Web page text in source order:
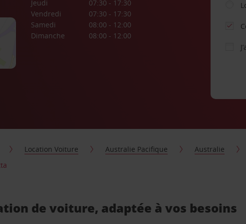
Jeudi
07:30 - 17:30
Vendredi
07:30 - 17:30
Samedi
08:00 - 12:00
Dimanche
08:00 - 12:00
Location Voiture Australie Pacifique Australie
de voiture, adaptée à vos besoins